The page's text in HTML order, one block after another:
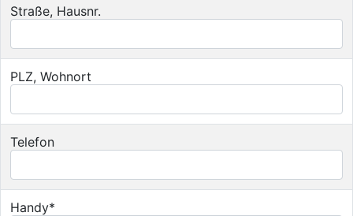
Straße, Hausnr.
PLZ, Wohnort
Telefon
Handy*